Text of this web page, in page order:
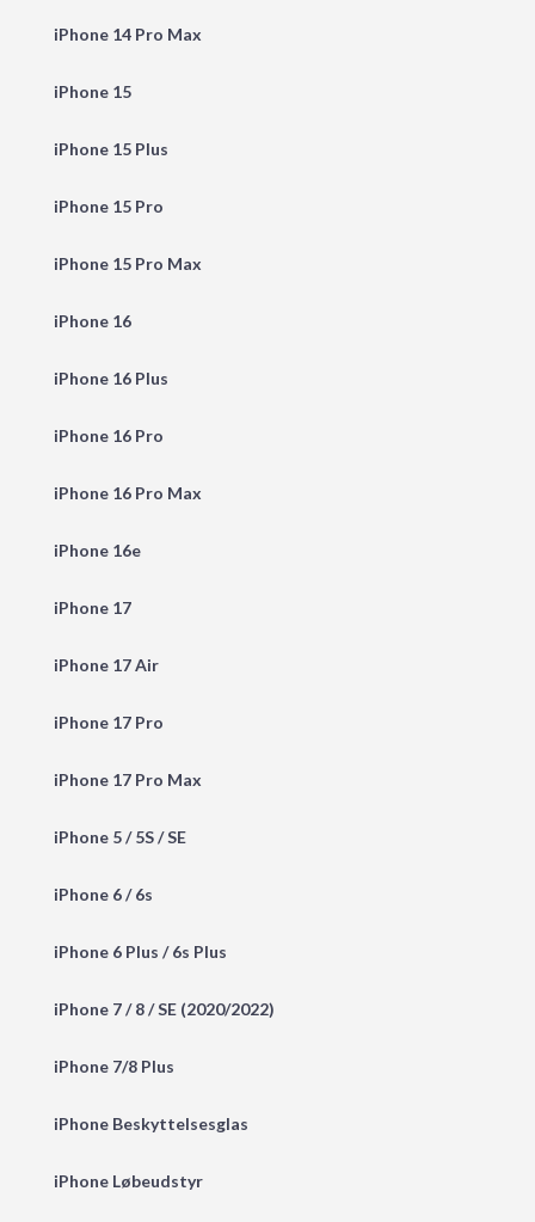
iPhone 14 Pro Max
iPhone 15
iPhone 15 Plus
iPhone 15 Pro
iPhone 15 Pro Max
iPhone 16
iPhone 16 Plus
iPhone 16 Pro
iPhone 16 Pro Max
iPhone 16e
iPhone 17
iPhone 17 Air
iPhone 17 Pro
iPhone 17 Pro Max
iPhone 5 / 5S / SE
iPhone 6 / 6s
iPhone 6 Plus / 6s Plus
iPhone 7 / 8 / SE (2020/2022)
iPhone 7/8 Plus
iPhone Beskyttelsesglas
iPhone Løbeudstyr